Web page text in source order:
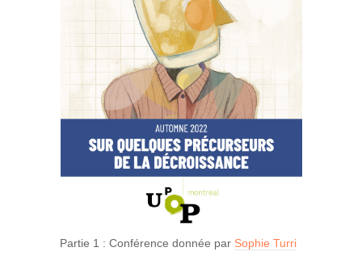
Partie 1 : Conférence donnée par Sophie Turri